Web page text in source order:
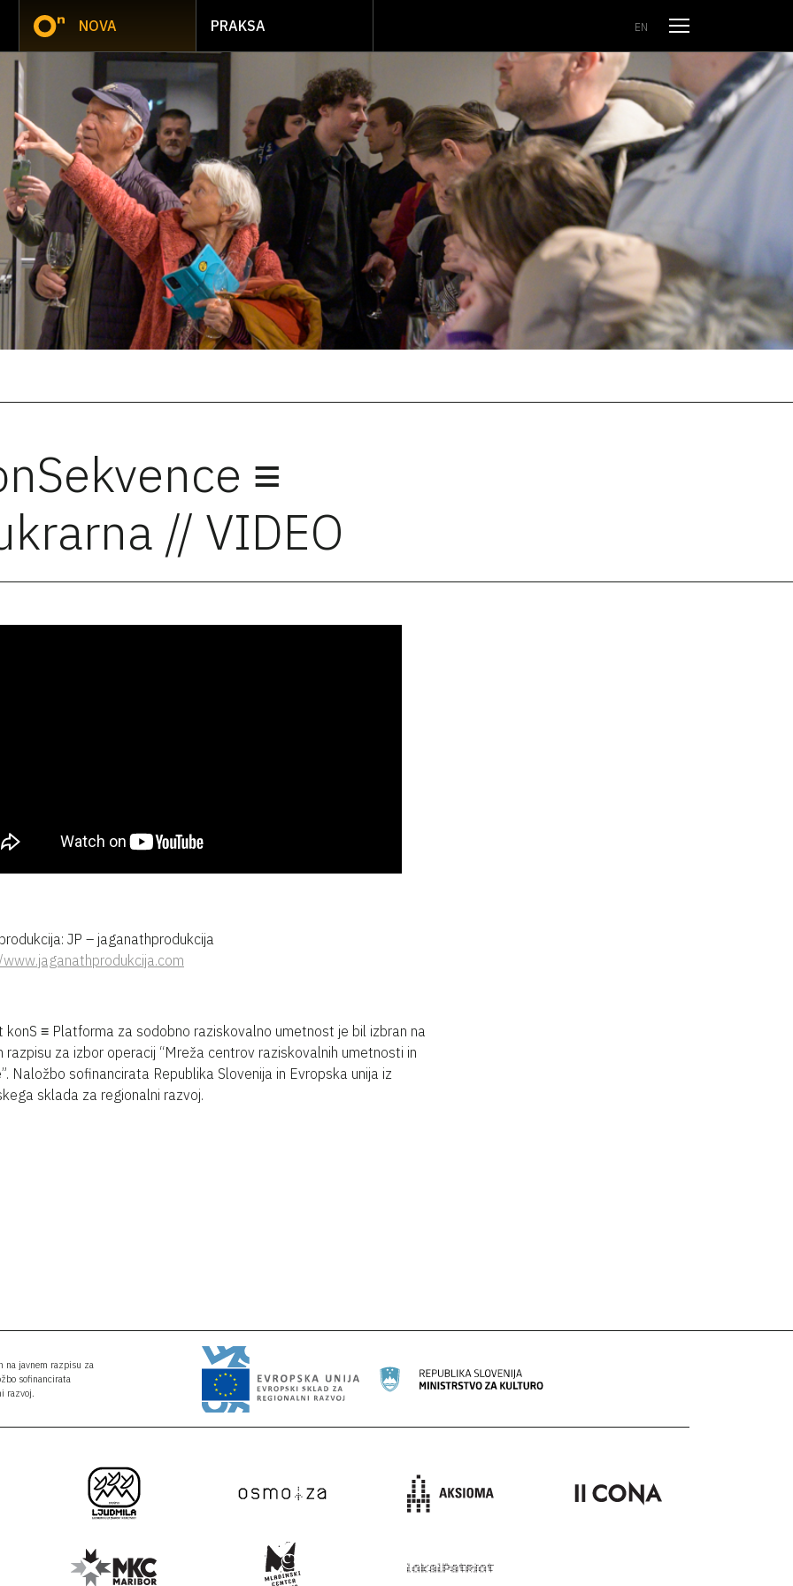
NOVA PRAKSA EN Odpri meni
≡
// VIDEO
JP – jaganathprodukcija
konS ≡ Platforma za sodobno raziskovalno umetnost je bil izbran na
razpisu za izbor operacij “Mreža centrov raziskovalnih umetnosti in
Naložbo sofinancirata Republika Slovenija in Evropska unija iz
sklada za regionalni razvoj.
na javnem razpisu za
sofinancirata
razvoj.